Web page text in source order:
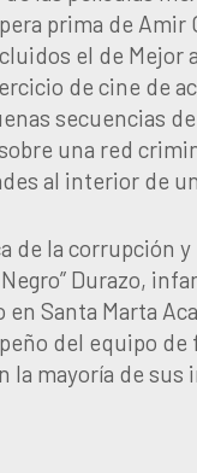
prima de Amir
el de
de cine de
secuencias
una red
al interior de
de la corrupción
Durazo,
en Santa Marta
del equipo
la mayoría de